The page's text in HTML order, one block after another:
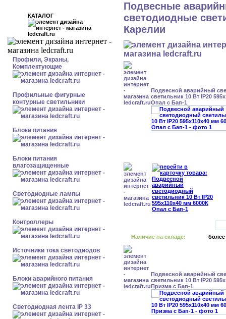
КАТАЛОГ
Профили, Экраны,
Комплектующие
Профильные фигурные
контурные светильники
Блоки питания
Блоки питания
влагозащищенные
Светодиодные лампы
Контроллеры
Источники тока светодиодов
Блоки аварийного питания
Светодиодная лента IP 33
Подвесные
светодиодные
Карелии
Подвесной аварийный
светильник 10 Вт IP20
Опал с Бап-1
Наличие на складе: более
Подвесной аварийный
светильник 10 Вт IP20
Призма с Бап-1